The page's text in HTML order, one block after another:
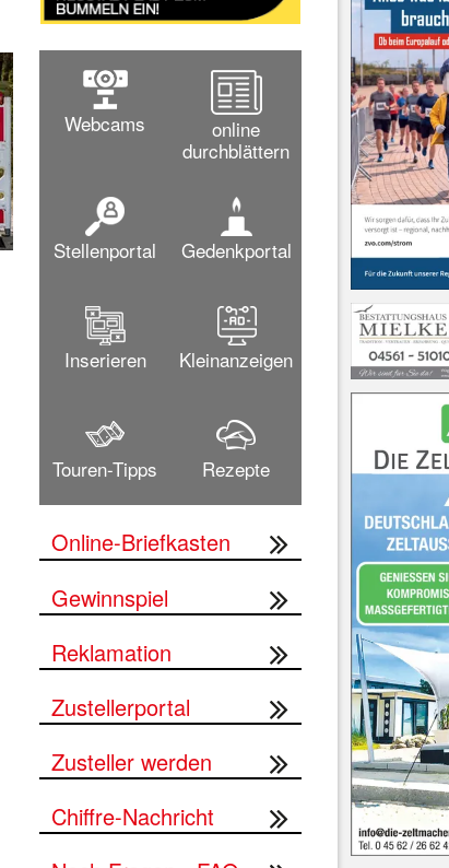
Webcams
online
durchblättern
Stellenportal Gedenkportal
Inserieren Kleinanzeigen
Touren-Tipps Rezepte
Online-Briefkasten
Gewinnspiel
Reklamation
Zustellerportal
Zusteller werden
Chiffre-Nachricht